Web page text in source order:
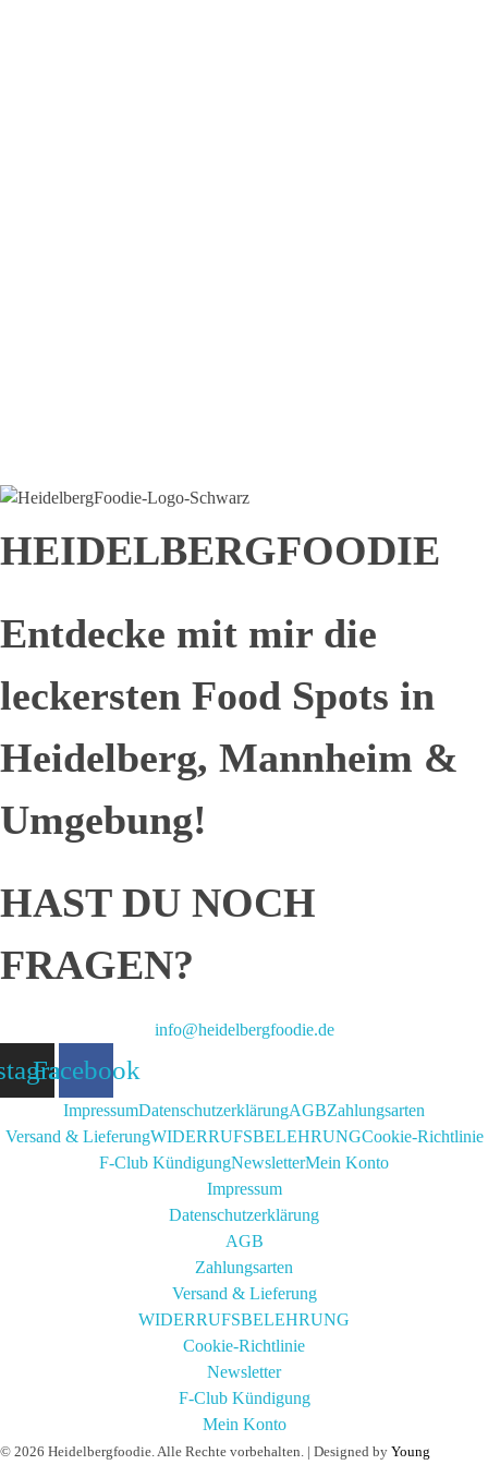
HEIDELBERGFOODIE
Entdecke mit mir die
leckersten Food Spots in
Heidelberg, Mannheim &
Umgebung!
HAST DU NOCH
FRAGEN?
info@heidelbergfoodie.de
Facebook
ImpressumDatenschutzerklärungAGBZahlungsarten
Versand & LieferungWIDERRUFSBELEHRUNGCookie-Richtlinie
F-Club KündigungNewsletterMein Konto
Impressum
Datenschutzerklärung
AGB
Zahlungsarten
Versand & Lieferung
WIDERRUFSBELEHRUNG
Cookie-Richtlinie
Newsletter
F-Club Kündigung
Mein Konto
© 2026 Heidelbergfoodie. Alle Rechte vorbehalten. | Designed by Young